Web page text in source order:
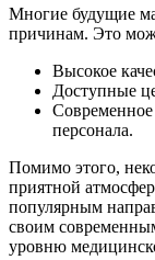
Многие будущие
причинам. Это
Высокое
Доступные
персонала.
Помимо этого,
приятной
популярным
своим
уровню